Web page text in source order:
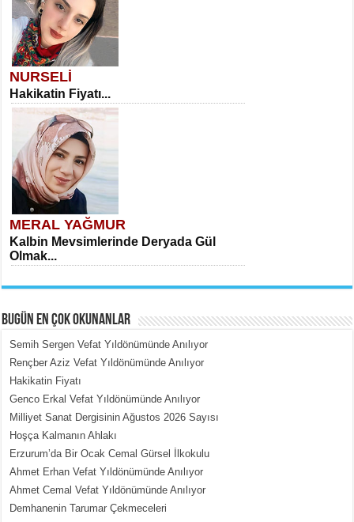
NURSELİ
Hakikatin Fiyatı...
MERAL YAĞMUR
Kalbin Mevsimlerinde Deryada Gül
Olmak...
MEHMET ÇOBAN
İçerdeki Put Dışardaki Maskeler...
BUGÜN EN ÇOK OKUNANLAR
Semih Sergen Vefat Yıldönümünde Anılıyor
Rençber Aziz Vefat Yıldönümünde Anılıyor
Hakikatin Fiyatı
Genco Erkal Vefat Yıldönümünde Anılıyor
Milliyet Sanat Dergisinin Ağustos 2026 Sayısı
Hoşça Kalmanın Ahlakı
Erzurum’da Bir Ocak Cemal Gürsel İlkokulu
Ahmet Erhan Vefat Yıldönümünde Anılıyor
Ahmet Cemal Vefat Yıldönümünde Anılıyor
Demhanenin Tarumar Çekmeceleri